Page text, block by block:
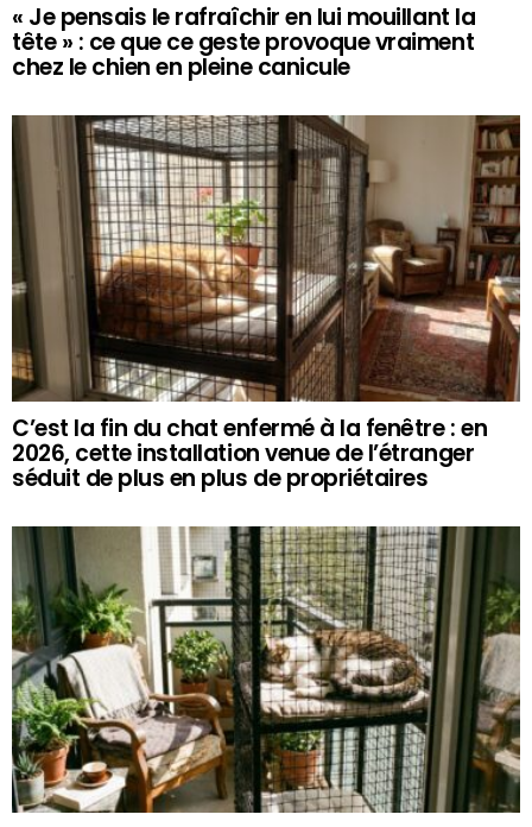
« Je pensais le rafraîchir en lui mouillant la
tête » : ce que ce geste provoque vraiment
chez le chien en pleine canicule
C’est la fin du chat enfermé à la fenêtre : en
2026, cette installation venue de l’étranger
séduit de plus en plus de propriétaires